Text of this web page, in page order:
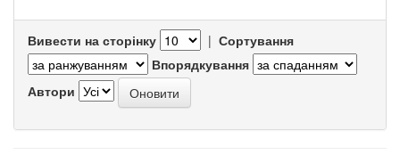
Вивести на сторінку | Сортування
Впорядкування
Автори